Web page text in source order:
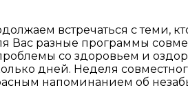
встречаться с теми,
разные программы
со здоровьем и
дней. Неделя
напоминанием об